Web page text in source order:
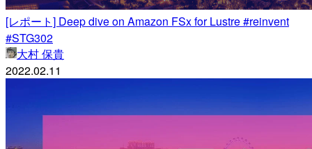
[レポート] Deep dive on Amazon FSx for Lustre #reinvent
#STG302
大村 保貴
2022.02.11